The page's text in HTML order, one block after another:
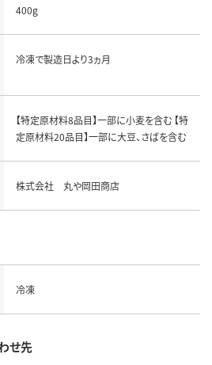
400g
冷凍で製造日より3ヵ月
【特定原材料8品目】一部に小麦を含む 【特
定原材料20品目】一部に大豆、さばを含む
株式会社 丸や岡田商店
冷凍
せ先